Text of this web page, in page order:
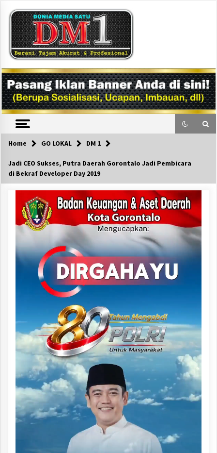
content
DM1
Home GO LOKAL DM 1
Jadi CEO Sukses, Putra Daerah Gorontalo Jadi Pembicara
di Bekraf Developer Day 2019